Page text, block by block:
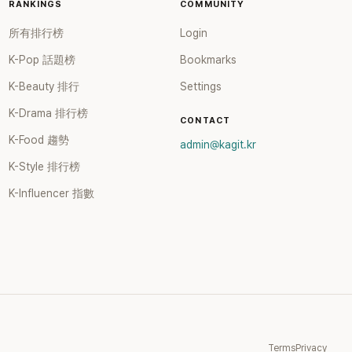
RANKINGS
所有排行榜
K-Pop 話題榜
K-Beauty 排行
K-Drama 排行榜
K-Food 趨勢
K-Style 排行榜
K-Influencer 指數
COMMUNITY
Login
Bookmarks
Settings
CONTACT
admin@kagit.kr
TermsPrivacy